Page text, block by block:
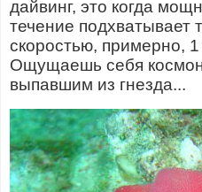
дайвинг, это когда
течение подхватывает
скоростью, примерно, 1
Ощущаешь себя
выпавшим из гнезда...